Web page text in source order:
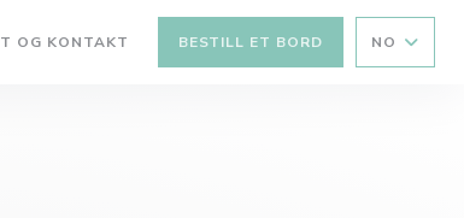
OG KONTAKT BESTILL ET BORD NO